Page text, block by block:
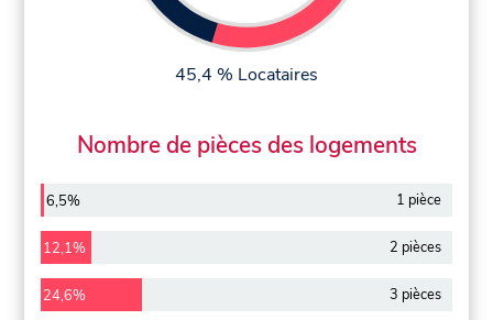
45,4 % Locataires
Nombre de pièces des logements
6,5% 1 pièce
12,1% 2 pièces
24,6% 3 pièces